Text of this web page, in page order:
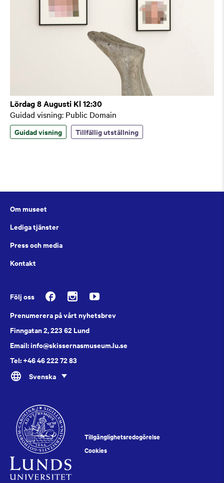
Lördag 8 Augusti Kl 12:30
Guidad visning: Public Domain
Guidad visning Tillfällig utställning
Om museet
Lediga tjänster
Press och media
Kontakt
Följ oss
Prenumerera på vårt nyhetsbrev
Finngatan 2, 223 62 Lund
Email: info@skissernasmuseum.lu.se
Tel: +46 46 222 72 83
Svenska
Tillgänglighetsredogörelse
Cookies